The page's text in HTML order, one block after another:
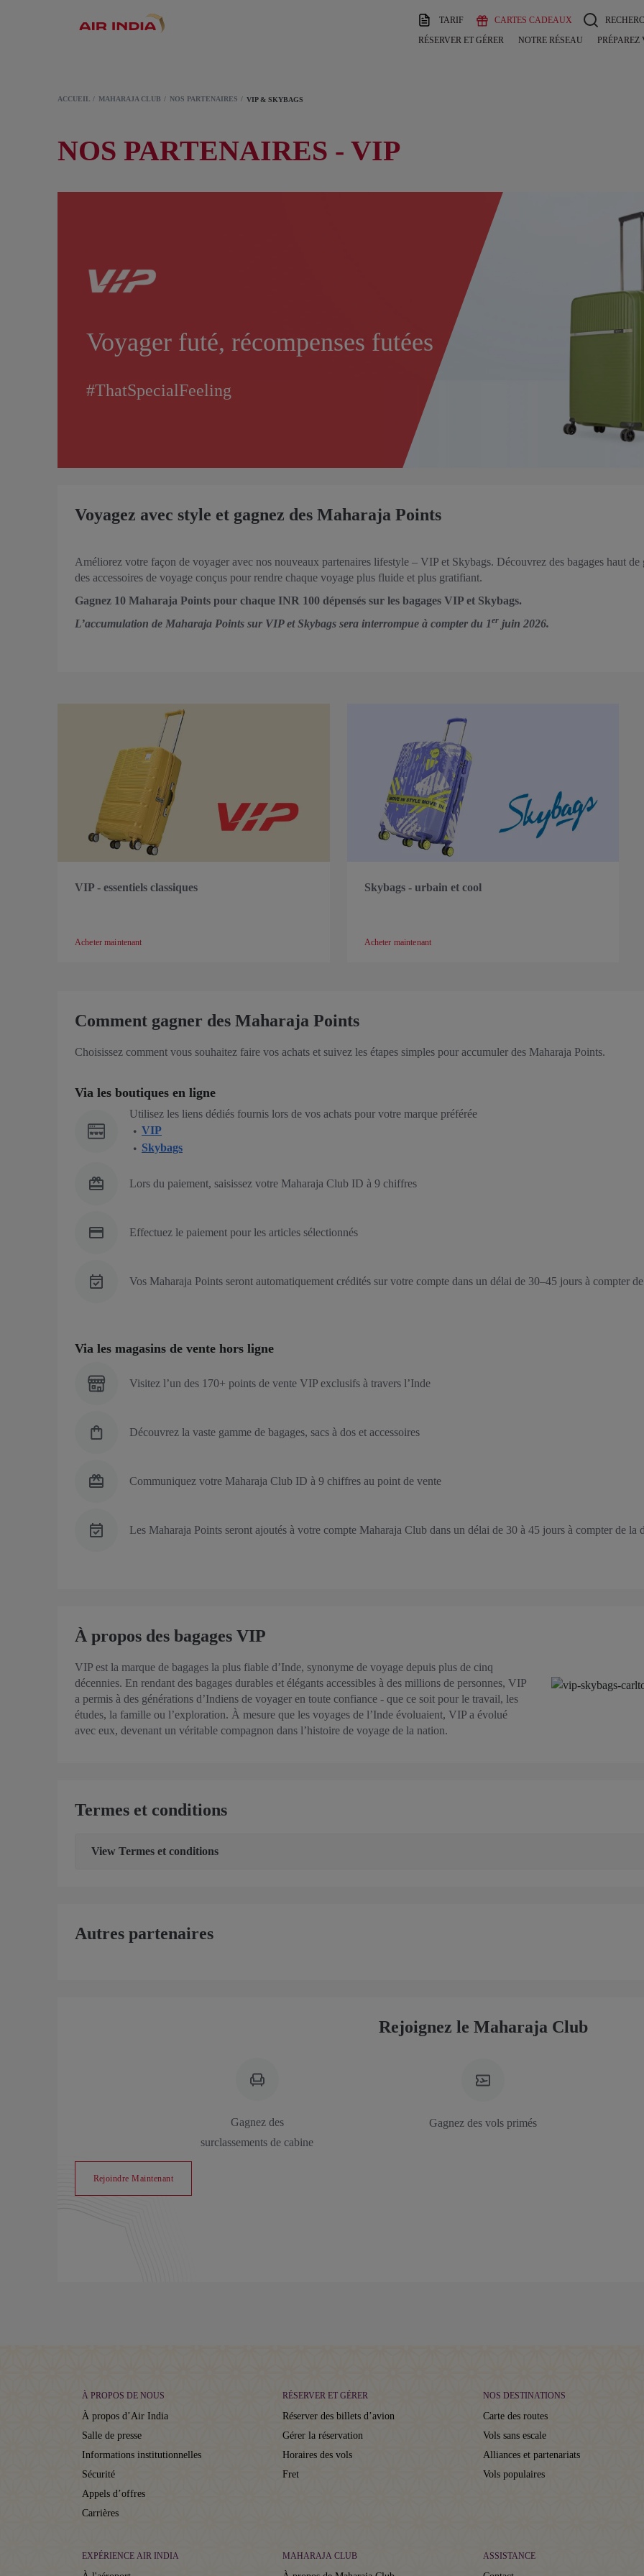
TARIF CARTES CADEAUX
RÉSERVER ET GÉRER NOTRE RÉSEAU
ACCUEIL MAHARAJA CLUB NOS PARTENAIRES VIP & SKYBAGS
NOS PARTENAIRES - VIP
Voyager futé, récompenses futées
#ThatSpecialFeeling
Voyagez avec style et gagnez des Maharaja Points
Améliorez votre façon de voyager avec nos nouveaux partenaires lifestyle – VIP et Skybags. Découvrez des bagages haut de
des accessoires de voyage conçus pour rendre chaque voyage plus fluide et plus gratifiant.
Gagnez 10 Maharaja Points pour chaque INR 100 dépensés sur les bagages VIP et Skybags.
L’accumulation de Maharaja Points sur VIP et Skybags sera interrompue à compter du 1er juin 2026.
VIP - essentiels classiques
Acheter maintenant
Skybags - urbain et cool
Acheter maintenant
Comment gagner des Maharaja Points
Choisissez comment vous souhaitez faire vos achats et suivez les étapes simples pour accumuler des Maharaja Points.
Via les boutiques en ligne
Utilisez les liens dédiés fournis lors de vos achats pour votre marque préférée
VIP
Skybags
Lors du paiement, saisissez votre Maharaja Club ID à 9 chiffres
Effectuez le paiement pour les articles sélectionnés
Vos Maharaja Points seront automatiquement crédités sur votre compte dans un délai de 30–45 jours à compter de
Via les magasins de vente hors ligne
Visitez l’un des 170+ points de vente VIP exclusifs à travers l’Inde
Découvrez la vaste gamme de bagages, sacs à dos et accessoires
Communiquez votre Maharaja Club ID à 9 chiffres au point de vente
Les Maharaja Points seront ajoutés à votre compte Maharaja Club dans un délai de 30 à 45 jours à compter de la
À propos des bagages VIP
VIP est la marque de bagages la plus fiable d’Inde, synonyme de voyage depuis plus de cinq
décennies. En rendant des bagages durables et élégants accessibles à des millions de personnes, VIP
a permis à des générations d’Indiens de voyager en toute confiance - que ce soit pour le travail, les
études, la famille ou l’exploration. À mesure que les voyages de l’Inde évoluaient, VIP a évolué
avec eux, devenant un véritable compagnon dans l’histoire de voyage de la nation.
Termes et conditions
View Termes et conditions
Autres partenaires
Rejoignez le Maharaja Club
Gagnez des
surclassements de cabine
Gagnez des vols primés
Rejoindre Maintenant
À PROPOS DE NOUS
À propos d’Air India
Salle de presse
Informations institutionnelles
Sécurité
Appels d’offres
Carrières
RÉSERVER ET GÉRER
Réserver des billets d’avion
Gérer la réservation
Horaires des vols
Fret
NOS DESTINATIONS
Carte des routes
Vols sans escale
Alliances et partenariats
Vols populaires
EXPÉRIENCE AIR INDIA MAHARAJA CLUB ASSISTANCE